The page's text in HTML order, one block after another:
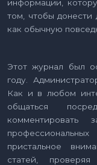
информации,
том, чтобы донести
как обычную
Этот журнал был
году.
Как и в любом
общаться
комментировать
пристальное
статей,